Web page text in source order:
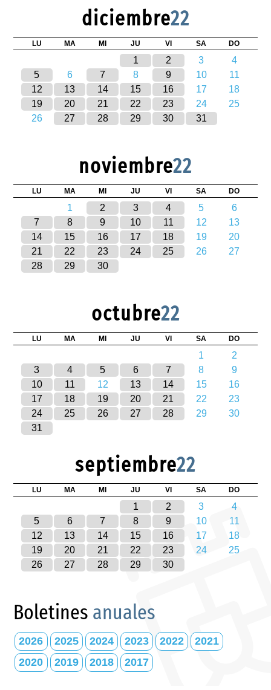
diciembre22
LU MA MI JU VI SA DO
1 2 3
4
5
6 7 8 9 10
11
12
13 14 15 16 17
18
19
20 21 22 23 24
25
26
27 28 29 30 31
noviembre22
LU MA MI JU VI SA DO
1 2 3 4 5
6
7
8 9 10 11 12
13
14
15 16 17 18 19
20
21
22 23 24 25 26
27
28
29 30
octubre22
LU MA MI JU VI SA DO
1
2
3
4 5 6 7 8
9
10
11 12 13 14 15
16
17
18 19 20 21 22
23
24
25 26 27 28 29
30
31
septiembre22
LU MA MI JU VI SA DO
1 2 3
4
5
6 7 8 9 10
11
12
13 14 15 16 17
18
19
20 21 22 23 24
25
26
27 28 29 30
Boletines anuales
2026 2025 2024 2023 2022
2021
2020
2019 2018 2017